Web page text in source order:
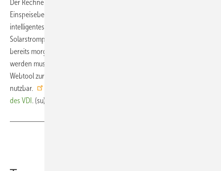
Der Rechner kann auch die prognosebasierte Ladung bei Anlagen mit
Einspeisebegrenzung berücksichtigen. Dabei optimiert ein
intelligentes Energiemanagement die Batterieladung mithilfe von
Solarstromprognosen. Dadurch wird vermieden, dass der Speicher
bereits morgens vollgeladen wird und mittags Solarstrom abgeregelt
werden muss. Das in Anhang A der VDI 4657 Blatt 3 beschriebene
Webtool zur Auslegung von Stromspeichern ist kostenlos und frei
nutzbar.
des VDI . (su)